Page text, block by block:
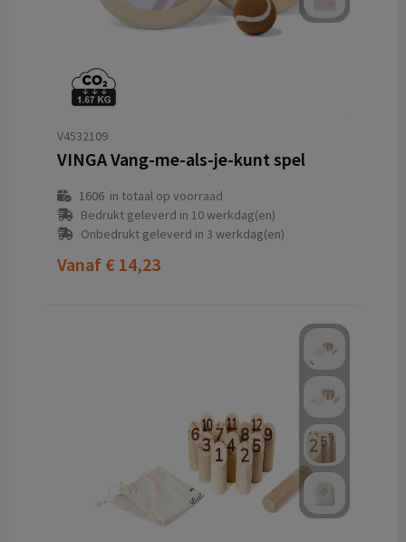
V4532109
VINGA Vang-me-als-je-kunt spel
1606in totaal op voorraad
Bedrukt geleverd in 10 werkdag(en)
Onbedrukt geleverd in 3 werkdag(en)
Vanaf € 14,23